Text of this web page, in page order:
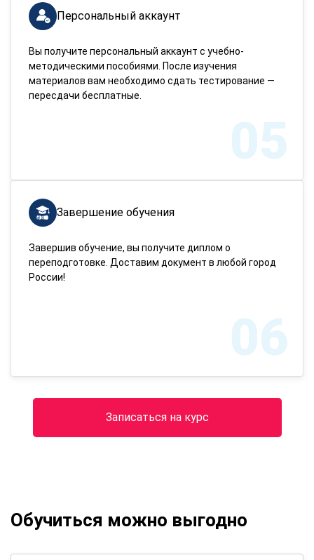
Персональный аккаунт
Вы получите персональный аккаунт с учебно-
методическими пособиями. После изучения
материалов вам необходимо сдать тестирование —
пересдачи бесплатные.
05
Завершение обучения
Завершив обучение, вы получите диплом о
переподготовке. Доставим документ в любой город
России!
06
Записаться на курс
Обучиться можно выгодно